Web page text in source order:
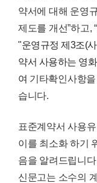
약서에 대해 운영
제도를 개선”하고,
"운영규정 제3조(
약서 사용하는 영
여 기타확인사항
습니다.
표준계약서 사용
이를 최소화 하기
음을 알려드립니
신문고는 소수의